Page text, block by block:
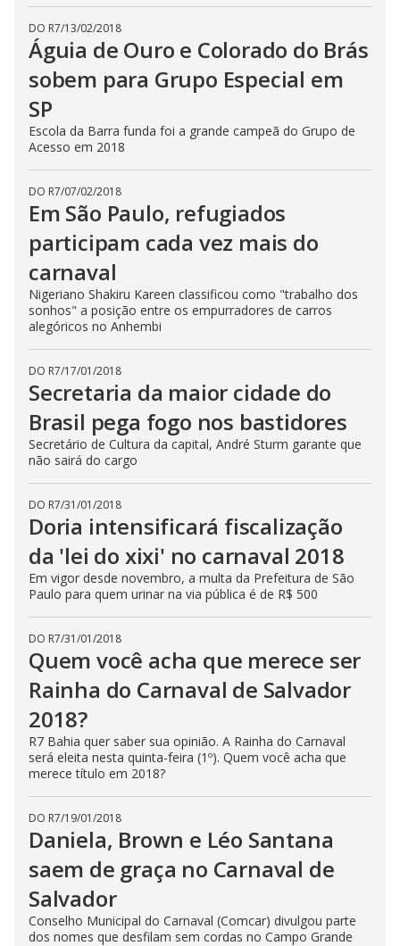
DO R7/13/02/2018
Águia de Ouro e Colorado do Brás
sobem para Grupo Especial em
SP
Escola da Barra funda foi a grande campeã do Grupo de
Acesso em 2018
DO R7/07/02/2018
Em São Paulo, refugiados
participam cada vez mais do
carnaval
Nigeriano Shakiru Kareen classificou como "trabalho dos
sonhos" a posição entre os empurradores de carros
alegóricos no Anhembi
DO R7/17/01/2018
Secretaria da maior cidade do
Brasil pega fogo nos bastidores
Secretário de Cultura da capital, André Sturm garante que
não sairá do cargo
DO R7/31/01/2018
Doria intensificará fiscalização
da 'lei do xixi' no carnaval 2018
Em vigor desde novembro, a multa da Prefeitura de São
Paulo para quem urinar na via pública é de R$ 500
DO R7/31/01/2018
Quem você acha que merece ser
Rainha do Carnaval de Salvador
2018?
R7 Bahia quer saber sua opinião. A Rainha do Carnaval
será eleita nesta quinta-feira (1º). Quem você acha que
merece título em 2018?
DO R7/19/01/2018
Daniela, Brown e Léo Santana
saem de graça no Carnaval de
Salvador
Conselho Municipal do Carnaval (Comcar) divulgou parte
dos nomes que desfilam sem cordas no Campo Grande